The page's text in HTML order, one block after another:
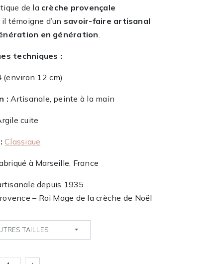
de la crèche provençale
il témoigne d’un savoir-faire artisanal
en génération.
techniques :
(environ 12 cm)
: Artisanale, peinte à la main
cuite
Classique
à Marseille, France
depuis 1935
– Roi Mage de la crèche de Noël
TAILLES